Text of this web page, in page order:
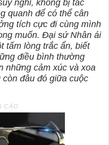
nghĩ, không bị tác
quanh để có thể cân
tích cực đi cùng mình
muốn. Đại sứ Nhân ái
tấm lòng trắc ẩn, biết
điều bình thường
những cảm xúc và xoa
đâu đó giữa cuộc